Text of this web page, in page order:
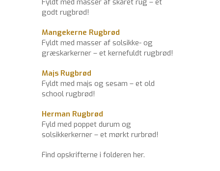
Fyldt med masser af skåret rug – et
godt rugbrød!
Mangekerne Rugbrød
Fyldt med masser af solsikke- og
græskarkerner – et kernefuldt rugbrød!
Majs Rugbrød
Fyldt med majs og sesam – et old
school rugbrød!
Herman Rugbrød
Fyld med poppet durum og
solsikkerkerner – et mørkt rurbrød!
Find opskrifterne i folderen her.